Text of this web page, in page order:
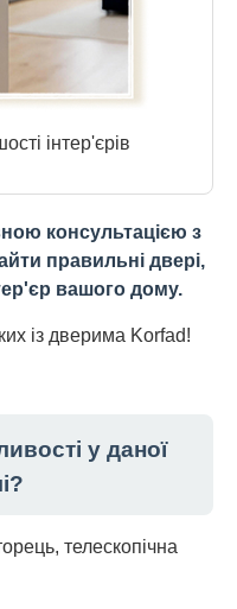
інтер'єрів
консультацією з
правильні двері,
вашого дому.
із дверима Korfad!
у даної
телескопічна